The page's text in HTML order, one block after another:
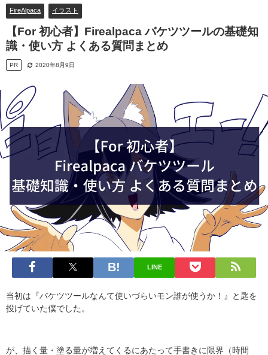
FireAlpaca イラスト
【For 初心者】Firealpaca バケツツールの基礎知
識・使い方 よくある質問まとめ
PR 2020年8月9日
LINE
当初は『バケツツールなんて使いづらいモン誰が使うか！』と匙を
投げていた僕でした。
が、描く量・塗る量が増えてくるにあたって手書きに限界（時間